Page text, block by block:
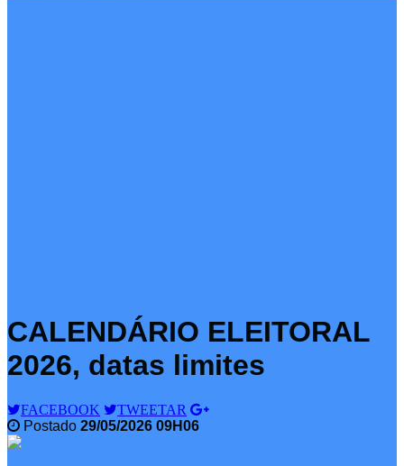
CALENDÁRIO ELEITORAL
2026, datas limites
FACEBOOK
TWEETAR
Postado 29/05/2026 09H06